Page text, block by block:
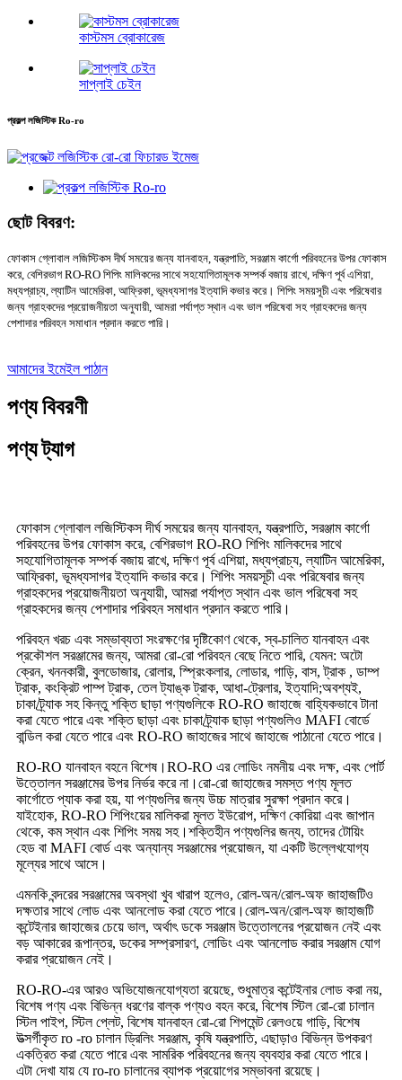
কাস্টমস ব্রোকারেজ
সাপ্লাই চেইন
প্রকল্প লজিস্টিক Ro-ro
ছোট বিবরণ:
ফোকাস গ্লোবাল লজিস্টিকস দীর্ঘ সময়ের জন্য যানবাহন, যন্ত্রপাতি, সরঞ্জাম কার্গো পরিবহনের উপর ফোকাস
করে, বেশিরভাগ RO-RO শিপিং মালিকদের সাথে সহযোগিতামূলক সম্পর্ক বজায় রাখে, দক্ষিণ পূর্ব এশিয়া,
মধ্যপ্রাচ্য, ল্যাটিন আমেরিকা, আফ্রিকা, ভূমধ্যসাগর ইত্যাদি কভার করে। শিপিং সময়সূচী এবং পরিষেবার
জন্য গ্রাহকদের প্রয়োজনীয়তা অনুযায়ী, আমরা পর্যাপ্ত স্থান এবং ভাল পরিষেবা সহ গ্রাহকদের জন্য
পেশাদার পরিবহন সমাধান প্রদান করতে পারি।
আমাদের ইমেইল পাঠান
পণ্য বিবরণী
পণ্য ট্যাগ
ফোকাস গ্লোবাল লজিস্টিকস দীর্ঘ সময়ের জন্য যানবাহন, যন্ত্রপাতি, সরঞ্জাম কার্গো
পরিবহনের উপর ফোকাস করে, বেশিরভাগ RO-RO শিপিং মালিকদের সাথে
সহযোগিতামূলক সম্পর্ক বজায় রাখে, দক্ষিণ পূর্ব এশিয়া, মধ্যপ্রাচ্য, ল্যাটিন আমেরিকা,
আফ্রিকা, ভূমধ্যসাগর ইত্যাদি কভার করে। শিপিং সময়সূচী এবং পরিষেবার জন্য
গ্রাহকদের প্রয়োজনীয়তা অনুযায়ী, আমরা পর্যাপ্ত স্থান এবং ভাল পরিষেবা সহ
গ্রাহকদের জন্য পেশাদার পরিবহন সমাধান প্রদান করতে পারি।
পরিবহন খরচ এবং সম্ভাব্যতা সংরক্ষণের দৃষ্টিকোণ থেকে, স্ব-চালিত যানবাহন এবং
প্রকৌশল সরঞ্জামের জন্য, আমরা রো-রো পরিবহন বেছে নিতে পারি, যেমন: অটো
ক্রেন, খননকারী, বুলডোজার, রোলার, স্প্রিংকলার, লোডার, গাড়ি, বাস, ট্রাক , ডাম্প
ট্রাক, কংক্রিট পাম্প ট্রাক, তেল ট্যাঙ্ক ট্রাক, আধা-ট্রেলার, ইত্যাদি;অবশ্যই,
চাকা/ট্র্যাক সহ কিন্তু শক্তি ছাড়া পণ্যগুলিকে RO-RO জাহাজে বাহ্যিকভাবে টানা
করা যেতে পারে এবং শক্তি ছাড়া এবং চাকা/ট্র্যাক ছাড়া পণ্যগুলিও MAFI বোর্ডে
বান্ডিল করা যেতে পারে এবং RO-RO জাহাজের সাথে জাহাজে পাঠানো যেতে পারে।
RO-RO যানবাহন বহনে বিশেষ।RO-RO এর লোডিং নমনীয় এবং দক্ষ, এবং পোর্ট
উত্তোলন সরঞ্জামের উপর নির্ভর করে না।রো-রো জাহাজের সমস্ত পণ্য মূলত
কার্গোতে প্যাক করা হয়, যা পণ্যগুলির জন্য উচ্চ মাত্রার সুরক্ষা প্রদান করে।
যাইহোক, RO-RO শিপিংয়ের মালিকরা মূলত ইউরোপ, দক্ষিণ কোরিয়া এবং জাপান
থেকে, কম স্থান এবং শিপিং সময় সহ।শক্তিহীন পণ্যগুলির জন্য, তাদের টোয়িং
হেড বা MAFI বোর্ড এবং অন্যান্য সরঞ্জামের প্রয়োজন, যা একটি উল্লেখযোগ্য
মূল্যের সাথে আসে।
এমনকি বন্দরের সরঞ্জামের অবস্থা খুব খারাপ হলেও, রোল-অন/রোল-অফ জাহাজটিও
দক্ষতার সাথে লোড এবং আনলোড করা যেতে পারে।রোল-অন/রোল-অফ জাহাজটি
কন্টেইনার জাহাজের চেয়ে ভাল, অর্থাৎ ডকে সরঞ্জাম উত্তোলনের প্রয়োজন নেই এবং
বড় আকারের রূপান্তর, ডকের সম্প্রসারণ, লোডিং এবং আনলোড করার সরঞ্জাম যোগ
করার প্রয়োজন নেই।
RO-RO-এর আরও অভিযোজনযোগ্যতা রয়েছে, শুধুমাত্র কন্টেইনার লোড করা নয়,
বিশেষ পণ্য এবং বিভিন্ন ধরণের বাল্ক পণ্যও বহন করে, বিশেষ স্টিল রো-রো চালান
স্টিল পাইপ, স্টিল প্লেট, বিশেষ যানবাহন রো-রো শিপমেন্ট রেলওয়ে গাড়ি, বিশেষ
উত্সর্গীকৃত ro -ro চালান ড্রিলিং সরঞ্জাম, কৃষি যন্ত্রপাতি, এছাড়াও বিভিন্ন উপকরণ
একত্রিত করা যেতে পারে এবং সামরিক পরিবহনের জন্য ব্যবহার করা যেতে পারে।
এটা দেখা যায় যে ro-ro চালানের ব্যাপক প্রয়োগের সম্ভাবনা রয়েছে।